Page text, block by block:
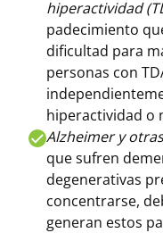
hiperactividad
padecimiento
dificultad para
personas con
hiperactividad o
Alzheimer y
que sufren
degenerativas
concentrarse,
generan estos